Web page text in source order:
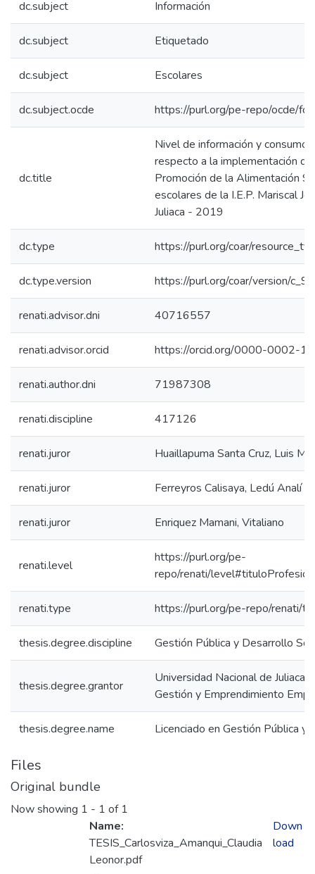
dc.subject Información
dc.subject Etiquetado
dc.subject Escolares
dc.subject.ocde https://purl.org/pe-repo/ocde/
dc.title
Nivel de información y consumo
respecto a la implementación
Promoción de la Alimentación
escolares de la I.E.P. Mariscal
Juliaca - 2019
dc.type https://purl.org/coar/
dc.type.version https://purl.org/coar/version/
renati.advisor.dni 40716557
renati.advisor.orcid https://orcid.org/0000-0002-
renati.author.dni 71987308
renati.discipline 417126
renati.juror Huaillapuma Santa Cruz, Luis
renati.juror Ferreyros Calisaya, Ledú Analí
renati.juror Enriquez Mamani, Vitaliano
renati.level
https://purl.org/pe-
repo/renati/
renati.type https://purl.org/pe-repo/renati/
thesis.degree.discipline Gestión Pública y Desarrollo
thesis.degree.grantor
Universidad Nacional de Juliaca.
Gestión y Emprendimiento
thesis.degree.name Licenciado en Gestión Pública y
Files
Original bundle
Now showing 1 - 1 of 1
Name:
TESIS_Carlosviza_Amanqui_Claudia
Leonor.pdf
Down
load